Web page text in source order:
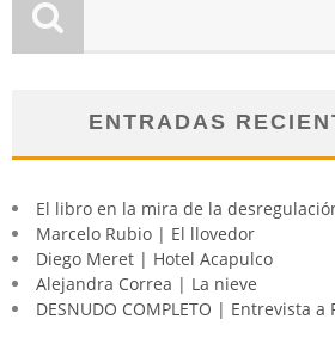
ENTRADAS
El libro en la mira de la
Marcelo Rubio | El llovedor
Diego Meret | Hotel Acapulco
Alejandra Correa | La nieve
DESNUDO COMPLETO | Entrevista a